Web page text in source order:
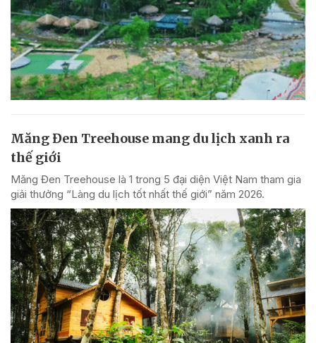
Măng Đen Treehouse mang du lịch xanh ra
thế giới
Măng Đen Treehouse là 1 trong 5 đại diện Việt Nam tham gia
giải thưởng “Làng du lịch tốt nhất thế giới” năm 2026.